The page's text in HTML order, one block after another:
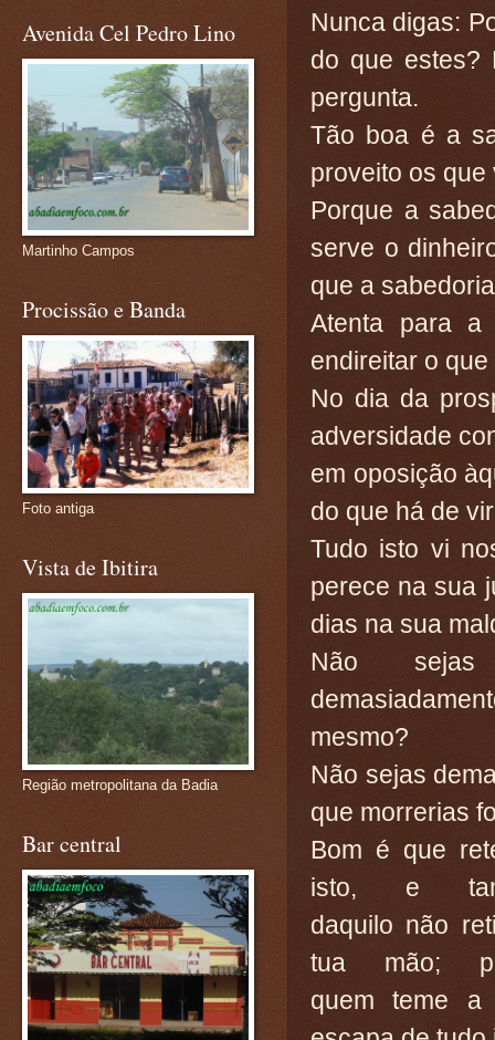
Nunca digas:
do que estes?
pergunta.
Tão boa é a
proveito os que
Porque a
serve o
que a
Atenta para a
endireitar o
No dia da
adversidade
em oposição
do que há de
Tudo isto vi
perece na sua
dias na sua
Não sejas
mesmo?
Não sejas
que morrerias
Bom é que
isto, e
daquilo não
tua mão;
quem teme a
Avenida Cel Pedro Lino
Martinho Campos
Procissão e Banda
Foto antiga
Vista de Ibitira
Região metropolitana da Badia
Bar central